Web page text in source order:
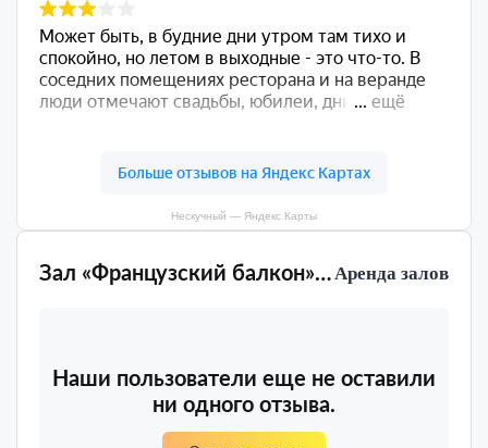
Зал «Французский балкон» НескучныйАренда залов
Наши пользователи еще не оставили
ни одного отзыва.
Нескучный — Яндекс Карты